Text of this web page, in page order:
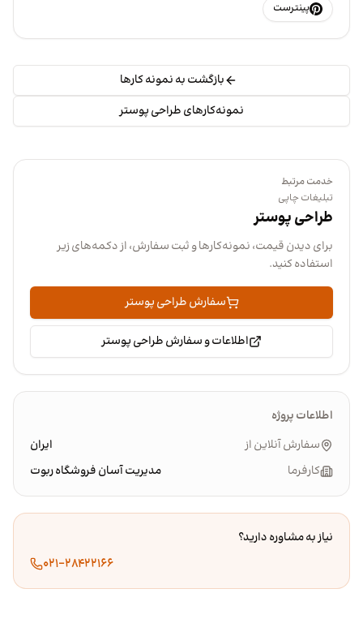
پینترست
بازگشت به نمونه کارها
نمونه‌کارهای طراحی پوستر
خدمت مرتبط
تبلیغات چاپی
طراحی پوستر
برای دیدن قیمت، نمونه‌کارها و ثبت سفارش، از دکمه‌های زیر
استفاده کنید.
سفارش طراحی پوستر
اطلاعات و سفارش طراحی پوستر
اطلاعات پروژه
سفارش آنلاین از
ایران
کارفرما
مدیریت آسان فروشگاه ربوت
نیاز به مشاوره دارید؟
۰۲۱-۲۸۴۲۲۱۶۶